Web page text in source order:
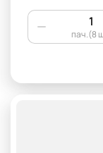
пач.(8